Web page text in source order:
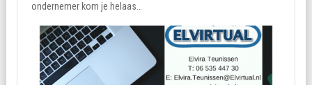
ondernemer kom je helaas…